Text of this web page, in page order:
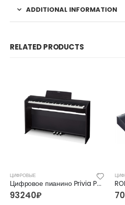
ADDITIONAL INFORMATION
RELATED PRODUCTS
ЦИФРОВЫЕ
Цифровое пианино Privia PX-870
93240₽